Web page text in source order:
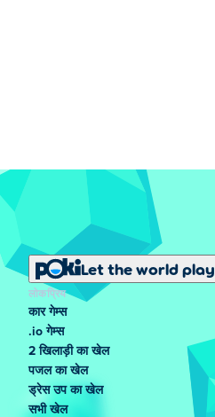
Let the world play
लोकप्रिय
कार गेम्स
.io गेम्स
2 खिलाड़ी का खेल
पजल का खेल
ड्रेस उप का खेल
सभी खेल